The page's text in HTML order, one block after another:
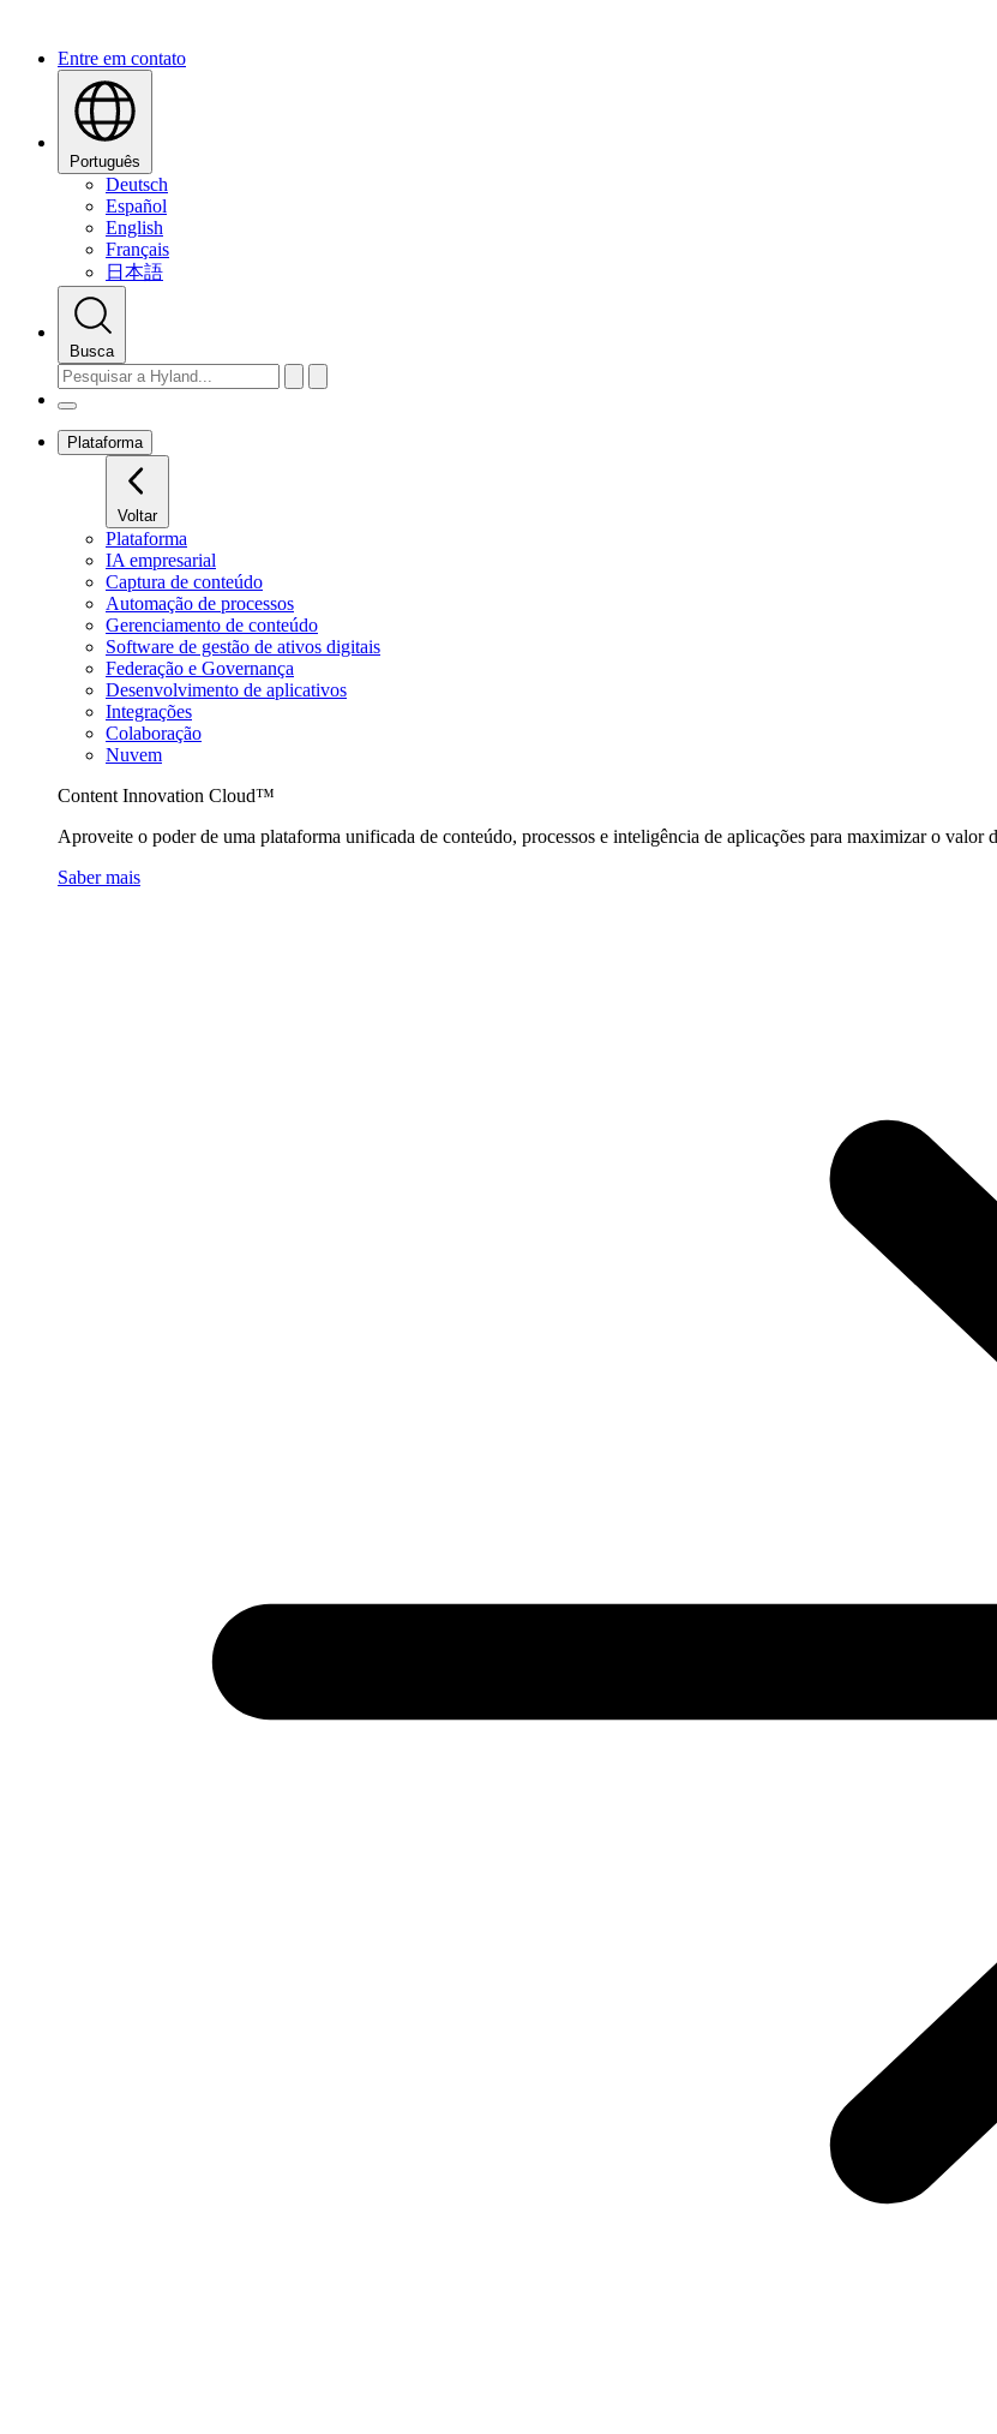
Entre em contato
Português
Deutsch
Español
English
Français
日本語
Busca
Plataforma
Voltar
Plataforma
IA empresarial
Captura de conteúdo
Automação de processos
Gerenciamento de conteúdo
Software de gestão de ativos digitais
Federação e Governança
Desenvolvimento de aplicativos
Integrações
Colaboração
Nuvem
Content Innovation Cloud™
Aproveite o poder de uma plataforma unificada de conteúdo, processos e inteligência de aplicações para maximizar o
Saber mais